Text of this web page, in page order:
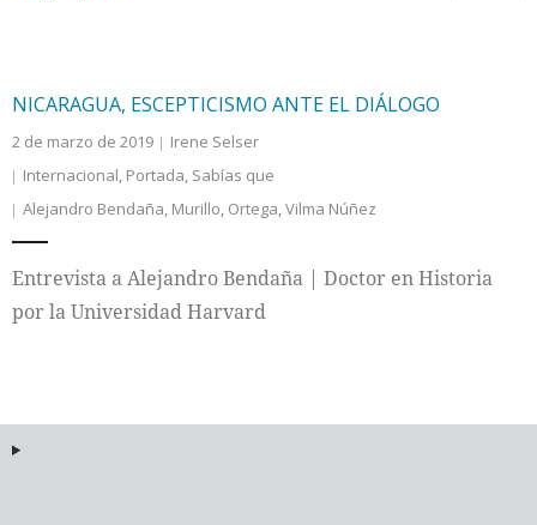
Nacional
Colaboradores
Internacional
Cultura
NICARAGUA, ESCEPTICISMO ANTE EL DIÁLOGO
2 de marzo de 2019
Irene Selser
Internacional, Portada, Sabías que
Alejandro Bendaña, Murillo, Ortega,Vilma Núñez
Entrevista a Alejandro Bendaña | Doctor en Historia
por la Universidad Harvard